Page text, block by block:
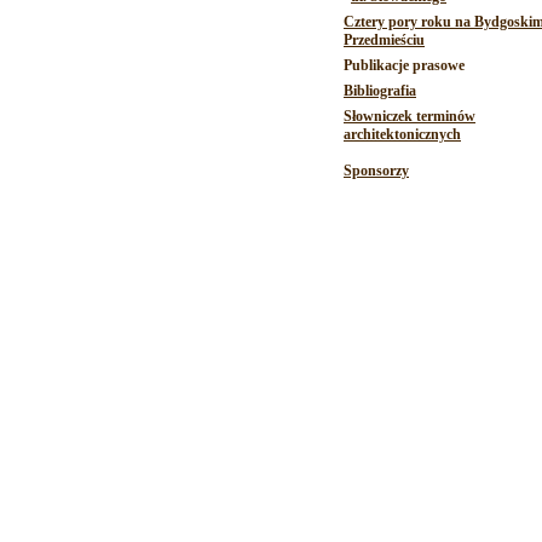
Cztery pory roku na
Przedmieściu
Publikacje prasowe
Bibliografia
Słowniczek terminów
architektonicznych
Sponsorzy